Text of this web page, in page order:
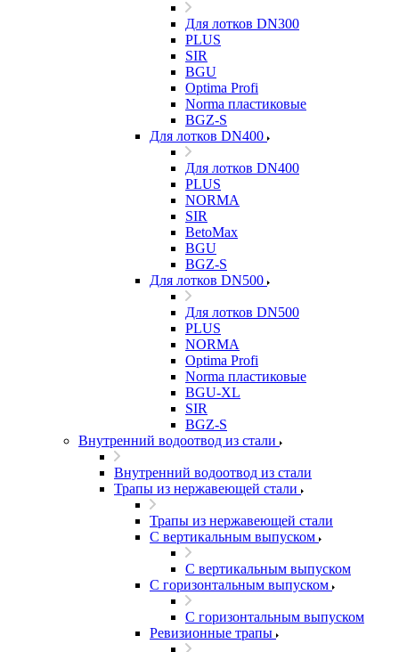
Для лотков DN300
PLUS
SIR
BGU
Optima Profi
Norma пластиковые
BGZ-S
Для лотков DN400
Для лотков DN400
PLUS
NORMA
SIR
BetoMax
BGU
BGZ-S
Для лотков DN500
Для лотков DN500
PLUS
NORMA
Optima Profi
Norma пластиковые
BGU-XL
SIR
BGZ-S
Внутренний водоотвод из стали
Внутренний водоотвод из стали
Трапы из нержавеющей стали
Трапы из нержавеющей стали
С вертикальным выпуском
С вертикальным выпуском
С горизонтальным выпуском
С горизонтальным выпуском
Ревизионные трапы